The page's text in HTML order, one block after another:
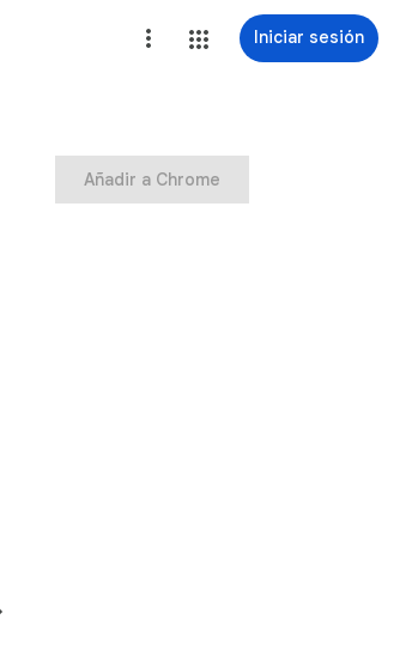
Iniciar sesión
Añadir a Chrome